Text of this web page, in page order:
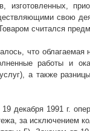
изготовленных,
свою
считался
что
работы и
а также
19 декабря 1991 г.
за исключением